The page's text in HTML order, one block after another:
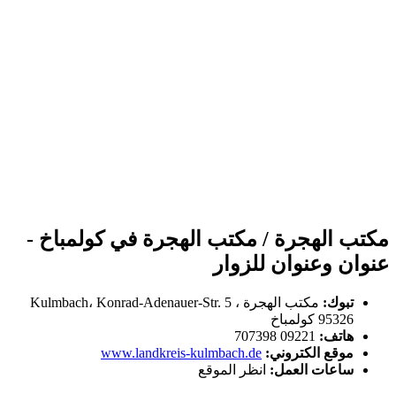
مكتب الهجرة / مكتب الهجرة في كولمباخ -
عنوان وعنوان للزوار
تبوك:
مكتب الهجرة Kulmbach، Konrad-Adenauer-Str. 5 ،
95326 كولمباخ
هاتف:
موقع الكتروني: www.landkreis-kulmbach.de
ساعات العمل: انظر الموقع